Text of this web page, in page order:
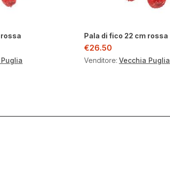
Pala di fico 22 cm rossa
€26.50
Venditore: Vecchia Puglia